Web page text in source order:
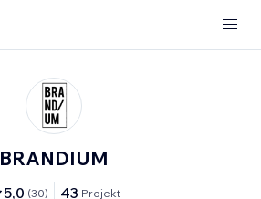
BRANDIUM
5,0 (30) 43 Projekt